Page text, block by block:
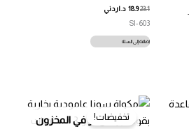
23.1
18.9 د.اردني
SI-603
إضافة إلى السلة
غير متوفر في المخزون
تخفيضات!